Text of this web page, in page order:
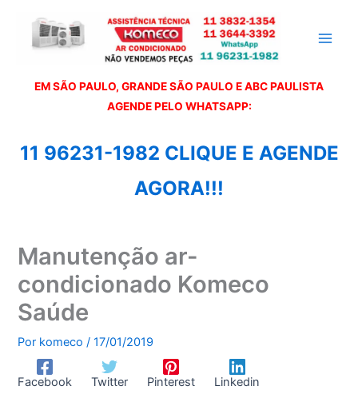
EM SÃO PAULO, GRANDE SÃO PAULO E ABC PAULISTA
AGENDE PELO WHATSAPP:
11 96231-1982 CLIQUE E AGENDE
AGORA!!!
Manutenção ar-
condicionado Komeco
Saúde
Por komeco/17/01/2019
Facebook Twitter Pinterest Linkedin